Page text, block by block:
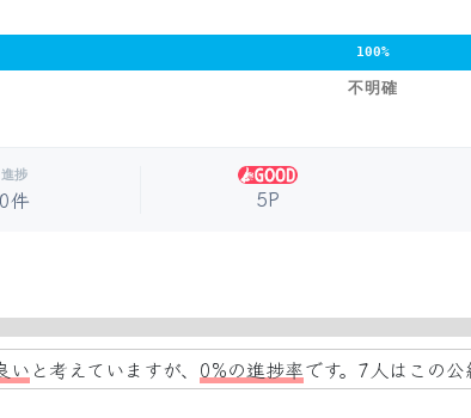
100%
不明確
進捗
件 5P
い と考えていますが、 0%の進捗率です。7人はこの公